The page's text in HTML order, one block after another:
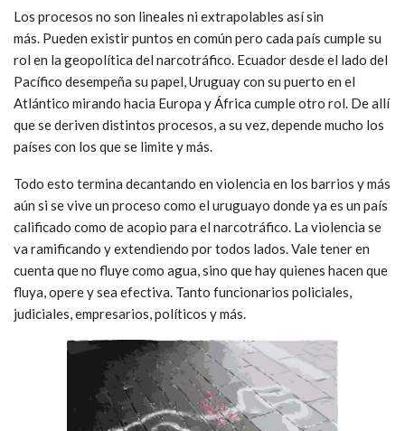
Los procesos no son lineales ni extrapolables así sin
más. Pueden existir puntos en común pero cada país cumple su
rol en la geopolítica del narcotráfico. Ecuador desde el lado del
Pacífico desempeña su papel, Uruguay con su puerto en el
Atlántico mirando hacia Europa y África cumple otro rol. De allí
que se deriven distintos procesos, a su vez, depende mucho los
países con los que se limite y más.
Todo esto termina decantando en violencia en los barrios y más
aún si se vive un proceso como el uruguayo donde ya es un país
calificado como de acopio para el narcotráfico. La violencia se
va ramificando y extendiendo por todos lados. Vale tener en
cuenta que no fluye como agua, sino que hay quienes hacen que
fluya, opere y sea efectiva. Tanto funcionarios policiales,
judiciales, empresarios, políticos y más.